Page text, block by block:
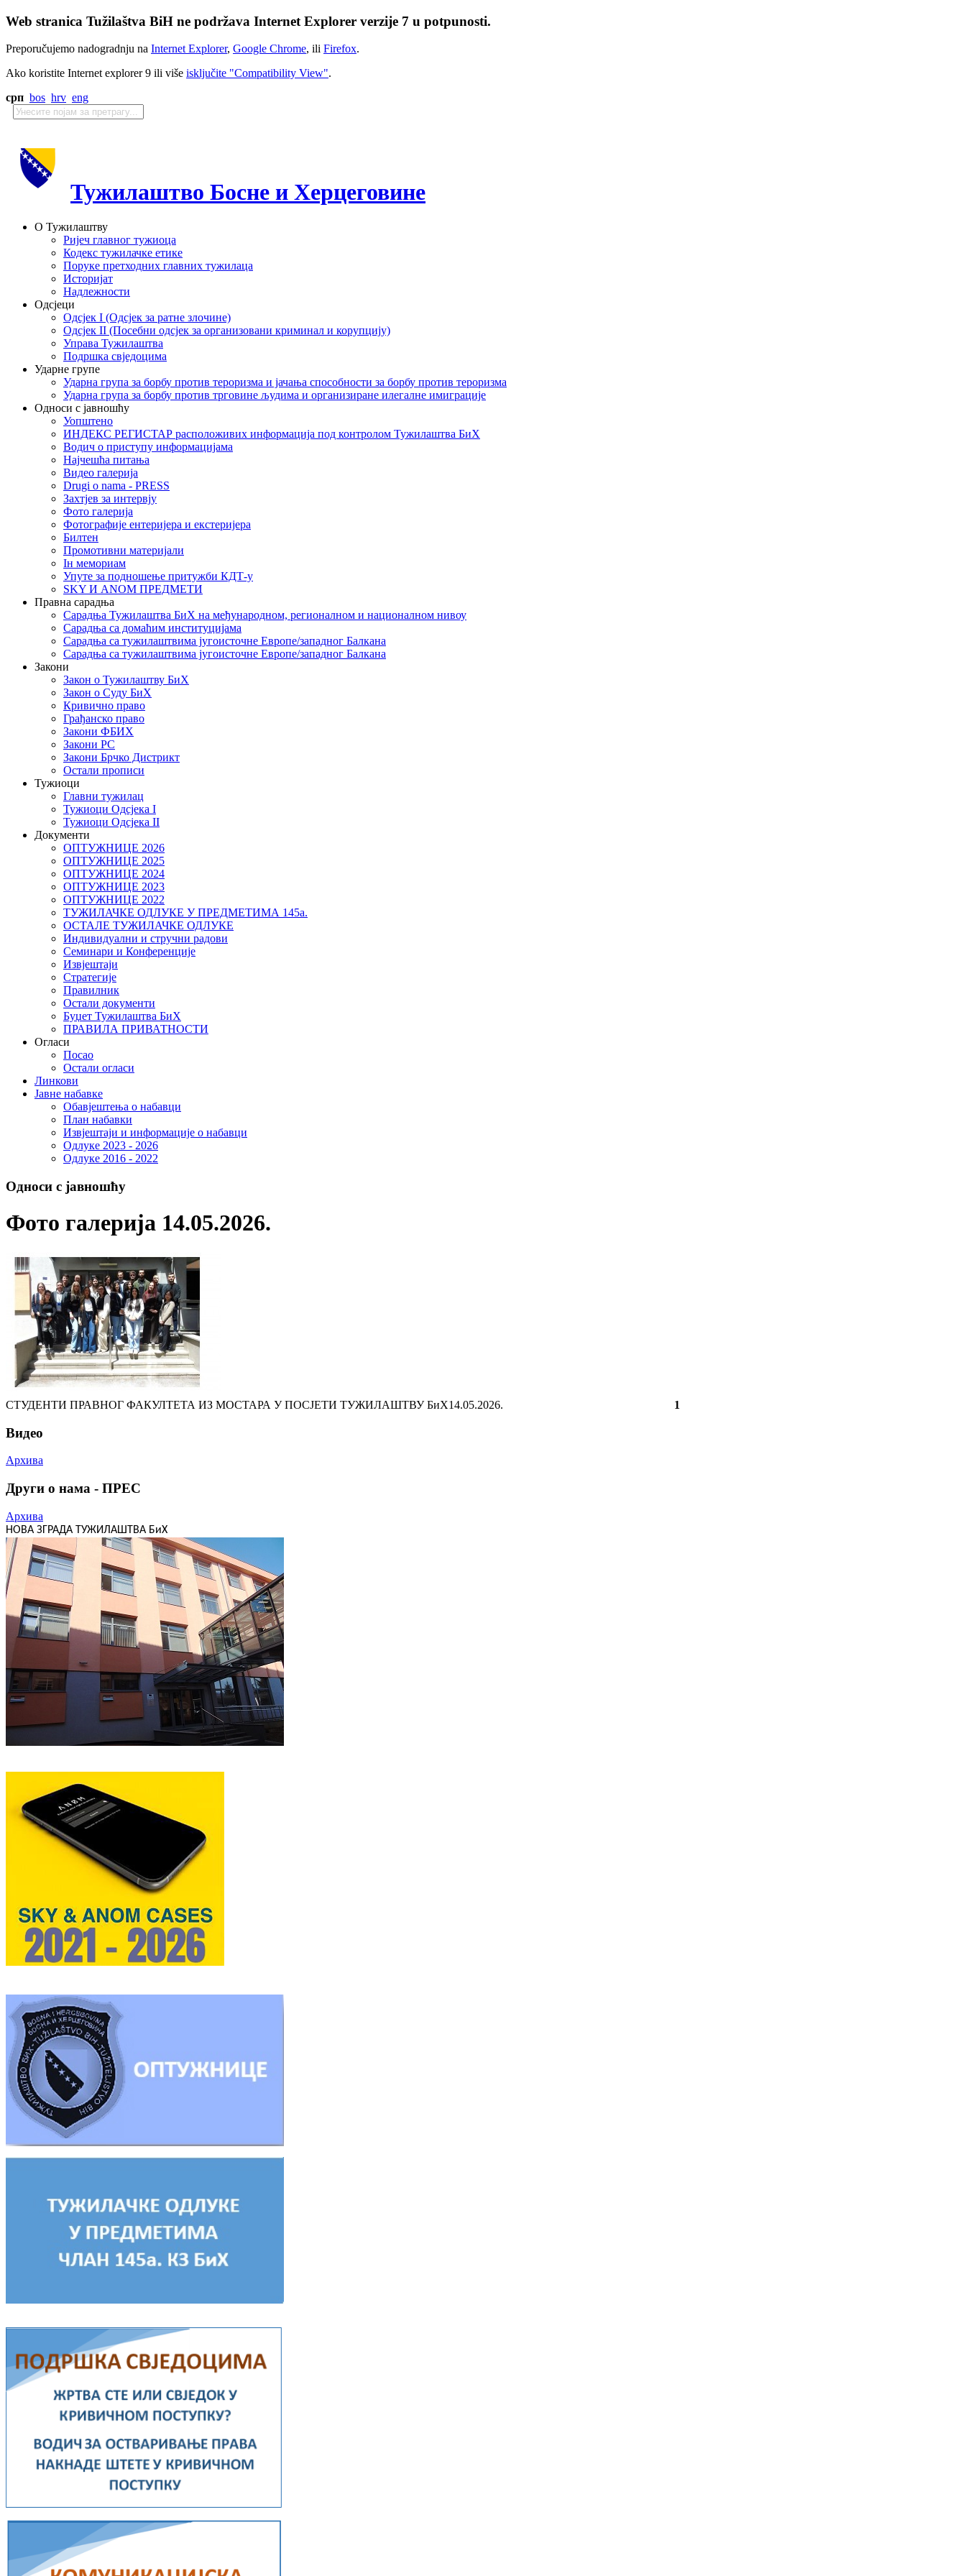
Web stranica Tužilaštva BiH ne podržava Internet Explorer verzije 7 u potpunosti.
Preporučujemo nadogradnju na Internet Explorer, Google Chrome, ili Firefox.
Ako koristite Internet explorer 9 ili više isključite "Compatibility View".
срп bos hrv eng
Тужилаштво Босне и Херцеговине
О Тужилаштву
Ријеч главног тужиоца
Кодекс тужилачке етике
Поруке претходних главних тужилаца
Историјат
Надлежности
Одсјеци
Одсјек I (Одсјек за ратне злочине)
Одсјек II (Посебни одсјек за организовани криминал и корупцију)
Управа Тужилаштва
Подршка свједоцима
Ударне групе
Ударна група за борбу против тероризма и јачања способности за борбу против тероризма
Ударна група за борбу против трговине људима и организиране илегалне имиграције
Односи с јавношћу
Уопштено
ИНДЕКС РЕГИСТАР расположивих информација под контролом Тужилаштва БиХ
Водич о приступу информацијама
Најчешћа питања
Видео галерија
Drugi o nama - PRESS
Захтјев за интервју
Фото галерија
Фотографије ентеријера и екстеријера
Билтен
Промотивни материјали
Iн мемориам
Упуте за подношење притужби КДТ-у
SKY И ANOM ПРЕДМЕТИ
Правна сарадња
Сарадња Тужилаштва БиХ на међународном, регионалном и националном нивоу
Сарадња са домаћим институцијама
Сарадња са тужилаштвима југоисточне Европе/западног Балкана
Сарадња са тужилаштвима југоисточне Европе/западног Балкана
Закони
Закон о Тужилаштву БиХ
Закон о Суду БиХ
Кривично право
Грађанско право
Закони ФБИХ
Закони РС
Закони Брчко Дистрикт
Остали прописи
Тужиоци
Главни тужилац
Тужиоци Oдсјекa I
Тужиоци Oдсјекa II
Документи
ОПТУЖНИЦЕ 2026
ОПТУЖНИЦЕ 2025
ОПТУЖНИЦЕ 2024
ОПТУЖНИЦЕ 2023
ОПТУЖНИЦЕ 2022
ТУЖИЛАЧКЕ ОДЛУКЕ У ПРЕДМЕТИМА 145а.
ОСТАЛЕ ТУЖИЛАЧКЕ ОДЛУКЕ
Индивидуални и стручни радови
Семинари и Конференције
Извјештаји
Стратегије
Правилник
Остали документи
Буџет Тужилаштва БиХ
ПРАВИЛА ПРИВАТНОСТИ
Огласи
Посао
Остали огласи
Линкови
Јавне набавке
Обавјештења о набавци
План набавки
Извјештаји и информације о набавци
Одлуке 2023 - 2026
Одлуке 2016 - 2022
Односи с јавношћу
Фото галерија 14.05.2026.
СТУДЕНТИ ПРАВНОГ ФАКУЛТЕТА ИЗ МОСТАРА У ПОСЈЕТИ ТУЖИЛАШТВУ БиХ14.05.2026. 1
Видео
Архива
Други о нама - ПРЕС
Архива
НОВА ЗГРАДА ТУЖИЛАШТВА БиХ